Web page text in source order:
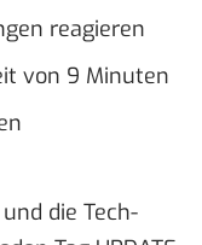
reagieren
von 9 Minuten
die Tech-